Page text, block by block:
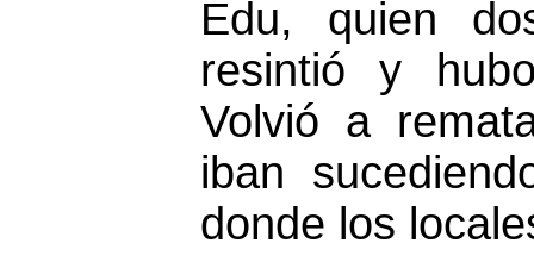
Edu, quien
resintió y
Volvió a
iban
donde los